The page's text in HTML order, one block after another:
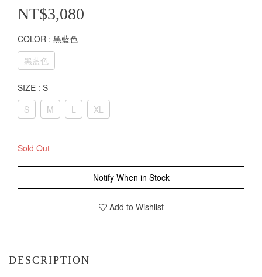
NT$3,080
COLOR : 黑藍色
黑藍色
SIZE : S
S
M L XL
Sold Out
Notify When in Stock
Add to Wishlist
DESCRIPTION